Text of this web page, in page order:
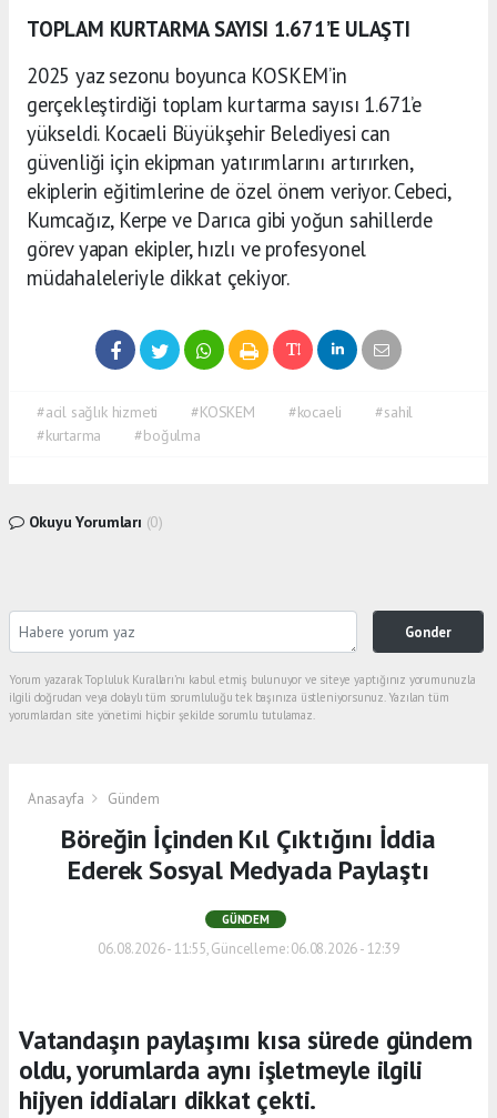
TOPLAM KURTARMA SAYISI 1.671’E ULAŞTI
2025 yaz sezonu boyunca KOSKEM’in
gerçekleştirdiği toplam kurtarma sayısı 1.671’e
yükseldi. Kocaeli Büyükşehir Belediyesi can
güvenliği için ekipman yatırımlarını artırırken,
ekiplerin eğitimlerine de özel önem veriyor. Cebeci,
Kumcağız, Kerpe ve Darıca gibi yoğun sahillerde
görev yapan ekipler, hızlı ve profesyonel
müdahaleleriyle dikkat çekiyor.
#acil sağlık hizmeti #KOSKEM #kocaeli
#sahil
#kurtarma
#boğulma
Okuyu Yorumları (0)
Gonder
Yorum yazarak Topluluk Kuralları’nı kabul etmiş bulunuyor ve siteye yaptığınız yorumunuzla
ilgili doğrudan veya dolaylı tüm sorumluluğu tek başınıza üstleniyorsunuz. Yazılan tüm
yorumlardan site yönetimi hiçbir şekilde sorumlu tutulamaz.
Anasayfa Gündem
Böreğin İçinden Kıl Çıktığını İddia
Ederek Sosyal Medyada Paylaştı
GÜNDEM
06.08.2026 - 11:55, Güncelleme: 06.08.2026 - 12:39
Vatandaşın paylaşımı kısa sürede gündem
oldu, yorumlarda aynı işletmeyle ilgili
hijyen iddiaları dikkat çekti.